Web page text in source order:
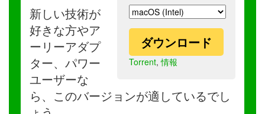
ダウンロード
Torrent,情報
新しい技術が
好きな方やア
ーリーアダプ
ター、パワー
ユーザーな
ら、このバージョンが適しているでし